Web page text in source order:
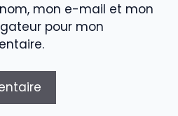
mon e-mail et mon
pour mon